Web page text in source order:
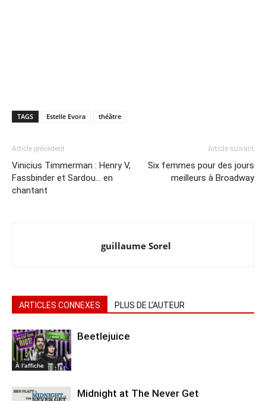
TAGS Estelle Evora théâtre
Article précédent
Vinicius Timmerman : Henry V,
Fassbinder et Sardou… en
chantant
Article suivant
Six femmes pour des jours
meilleurs à Broadway
guillaume Sorel
ARTICLES CONNEXES PLUS DE L'AUTEUR
À l'affiche
Beetlejuice
Midnight at The Never Get